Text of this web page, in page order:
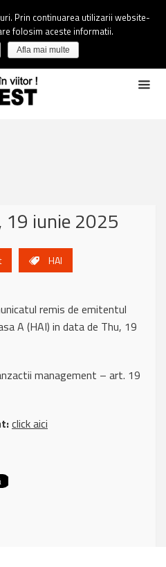
19 iunie 2025
HAI
remis de emitentul
A (HAI) in data de Thu, 19
management – art. 19
click aici
Prin continuarea utilizarii website-
folosim aceste informatii.
Afla mai multe